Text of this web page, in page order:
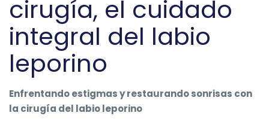
cirugía, el cuidado
integral del labio
leporino
Enfrentando estigmas y restaurando sonrisas con
la cirugía del labio leporino